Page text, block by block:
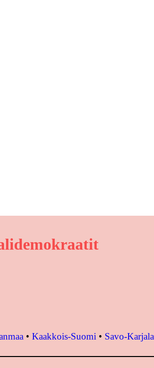
• Kaakkois-Suomi • Savo-Karjala